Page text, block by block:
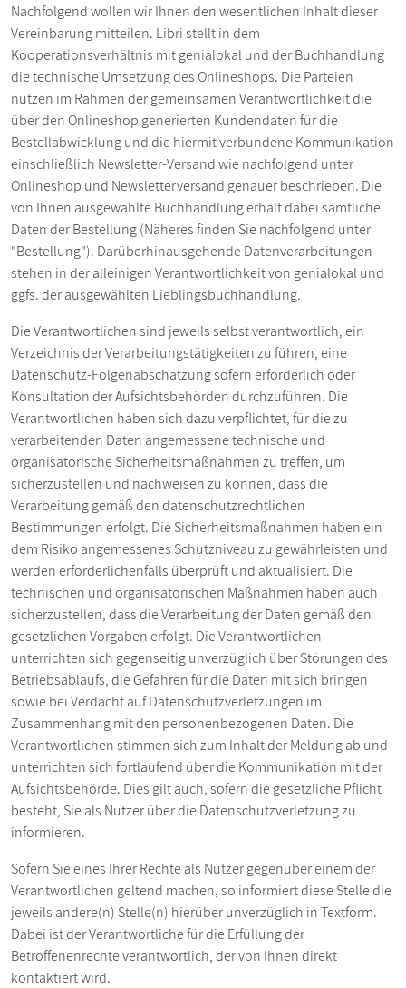
Nachfolgend wollen wir Ihnen den wesentlichen Inhalt dieser
Vereinbarung mitteilen. Libri stellt in dem
Kooperationsverhältnis mit genialokal und der Buchhandlung
die technische Umsetzung des Onlineshops. Die Parteien
nutzen im Rahmen der gemeinsamen Verantwortlichkeit die
über den Onlineshop generierten Kundendaten für die
Bestellabwicklung und die hiermit verbundene Kommunikation
einschließlich Newsletter-Versand wie nachfolgend unter
Onlineshop und Newsletterversand genauer beschrieben. Die
von Ihnen ausgewählte Buchhandlung erhält dabei sämtliche
Daten der Bestellung (Näheres finden Sie nachfolgend unter
"Bestellung"). Darüberhinausgehende Datenverarbeitungen
stehen in der alleinigen Verantwortlichkeit von genialokal und
ggfs. der ausgewählten Lieblingsbuchhandlung.
Die Verantwortlichen sind jeweils selbst verantwortlich, ein
Verzeichnis der Verarbeitungstätigkeiten zu führen, eine
Datenschutz-Folgenabschätzung sofern erforderlich oder
Konsultation der Aufsichtsbehörden durchzuführen. Die
Verantwortlichen haben sich dazu verpflichtet, für die zu
verarbeitenden Daten angemessene technische und
organisatorische Sicherheitsmaßnahmen zu treffen, um
sicherzustellen und nachweisen zu können, dass die
Verarbeitung gemäß den datenschutzrechtlichen
Bestimmungen erfolgt. Die Sicherheitsmaßnahmen haben ein
dem Risiko angemessenes Schutzniveau zu gewährleisten und
werden erforderlichenfalls überprüft und aktualisiert. Die
technischen und organisatorischen Maßnahmen haben auch
sicherzustellen, dass die Verarbeitung der Daten gemäß den
gesetzlichen Vorgaben erfolgt. Die Verantwortlichen
unterrichten sich gegenseitig unverzüglich über Störungen des
Betriebsablaufs, die Gefahren für die Daten mit sich bringen
sowie bei Verdacht auf Datenschutzverletzungen im
Zusammenhang mit den personenbezogenen Daten. Die
Verantwortlichen stimmen sich zum Inhalt der Meldung ab und
unterrichten sich fortlaufend über die Kommunikation mit der
Aufsichtsbehörde. Dies gilt auch, sofern die gesetzliche Pflicht
besteht, Sie als Nutzer über die Datenschutzverletzung zu
informieren.
Sofern Sie eines Ihrer Rechte als Nutzer gegenüber einem der
Verantwortlichen geltend machen, so informiert diese Stelle die
jeweils andere(n) Stelle(n) hierüber unverzüglich in Textform.
Dabei ist der Verantwortliche für die Erfüllung der
Betroffenenrechte verantwortlich, der von Ihnen direkt
kontaktiert wird.